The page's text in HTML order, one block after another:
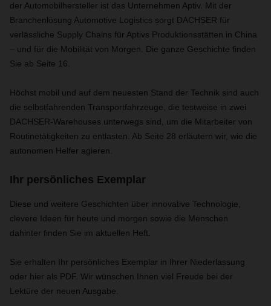
der Automobilhersteller ist das Unternehmen Aptiv. Mit der
Branchenlösung Automotive Logistics sorgt DACHSER für
verlässliche Supply Chains für Aptivs Produktionsstätten in China
– und für die Mobilität von Morgen. Die ganze Geschichte finden
Sie ab Seite 16.
Höchst mobil und auf dem neuesten Stand der Technik sind auch
die selbstfahrenden Transportfahrzeuge, die testweise in zwei
DACHSER-Warehouses unterwegs sind, um die Mitarbeiter von
Routinetätigkeiten zu entlasten. Ab Seite 28 erläutern wir, wie die
autonomen Helfer agieren.
Ihr persönliches Exemplar
Diese und weitere Geschichten über innovative Technologie,
clevere Ideen für heute und morgen sowie die Menschen
dahinter finden Sie im aktuellen Heft.
Sie erhalten Ihr persönliches Exemplar in Ihrer Niederlassung
oder hier als PDF. Wir wünschen Ihnen viel Freude bei der
Lektüre der neuen Ausgabe.